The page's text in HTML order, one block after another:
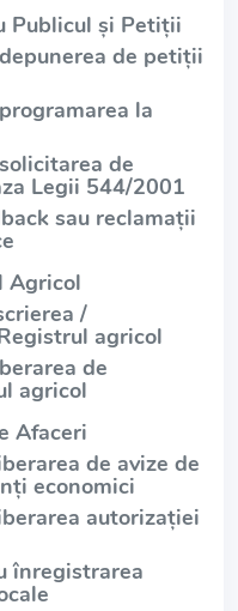
Publicul și Petiții
de petiții
la
de
Legii 544/2001
sau reclamații
Agricol
/
agricol
de
agricol
Afaceri
de avize de
economici
autorizației
înregistrarea